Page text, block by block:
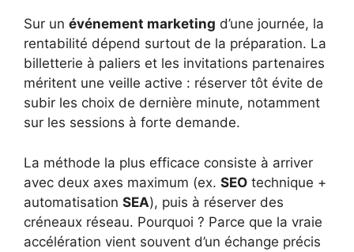
Sur un événement marketing d’une journée, la
rentabilité dépend surtout de la préparation. La
billetterie à paliers et les invitations partenaires
méritent une veille active : réserver tôt évite de
subir les choix de dernière minute, notamment
sur les sessions à forte demande.
La méthode la plus efficace consiste à arriver
avec deux axes maximum (ex. SEO technique +
automatisation SEA), puis à réserver des
créneaux réseau. Pourquoi ? Parce que la vraie
accélération vient souvent d’un échange précis